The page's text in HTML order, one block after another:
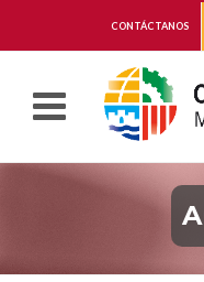
CONTÁCTANOS